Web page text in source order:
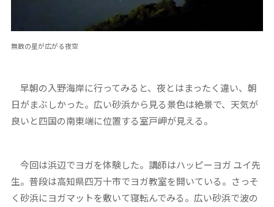
無数の星が広がる夜空
早朝の入野海岸に行ってみると、夜とはまったく違い、朝
日がまぶしかった。広い砂浜から見る景色は絶景で、天気が
良いと四国の南東端に位置する室戸岬が見える。
今回は浜辺でヨガを体験した。講師はハッピーヨガ ユイ先
生。普段は高知県四万十市でヨガ教室を開いている。さっそ
く砂浜にヨガマットを敷いて寝転んでみる。広い砂浜で波の